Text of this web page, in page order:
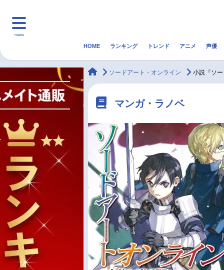
menu
マンガ・ラノベ ゲーム・アプリ
最新記事一覧
アニメ記事一覧
声優記事一覧
HOME ランキング トレンド アニメ 声優
animateTimes
ソードアート・オンライン 小説『ソ
マンガ・ラノベ